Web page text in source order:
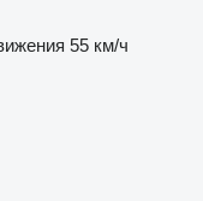
55 км/ч